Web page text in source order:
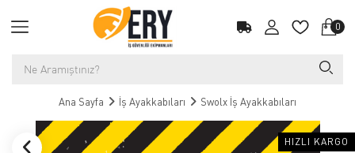
0
Ana Sayfa İş Ayakkabıları Swolx İş Ayakkabıları
HIZLI KARGO